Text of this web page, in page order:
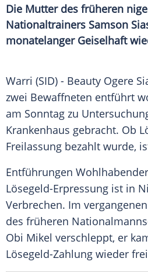
Die Mutter des früheren
Nationaltrainers Samson
monatelanger Geiselhaft
Warri (SID) - Beauty Ogere
zwei Bewaffneten entführt
am Sonntag zu
Krankenhaus gebracht. Ob
Freilassung bezahlt wurde,
Entführungen
Lösegeld-Erpressung ist in
Verbrechen. Im
des früheren
Obi Mikel verschleppt, er
Lösegeld-Zahlung wieder